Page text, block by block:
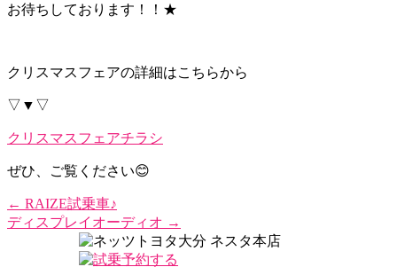
お待ちしております！！★
クリスマスフェアの詳細はこちらから
▽▼▽
クリスマスフェアチラシ
ぜひ、ご覧ください😊
← RAIZE試乗車♪
ディスプレイオーディオ →